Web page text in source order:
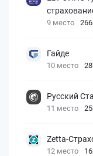
9 место
Гайде
10 место
Русский
11 место
Zetta-
12 место